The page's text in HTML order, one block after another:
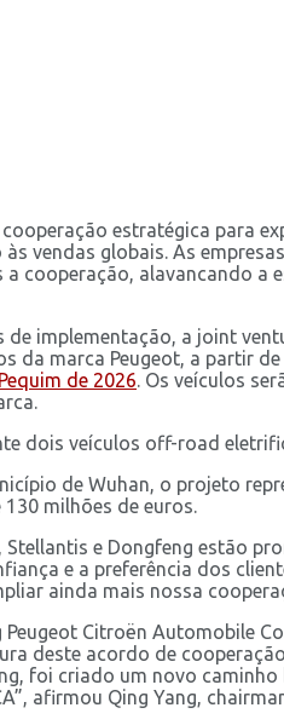
estratégica para
vendas globais. As
alavancando a
implementação, a joint
marca Peugeot, a partir
de 2026. Os veículos
dois veículos off-road
de Wuhan, o projeto
milhões de euros.
e Dongfeng estão
e a preferência dos
ainda mais nossa
Citroën Automobile
deste acordo de
foi criado um novo
afirmou Qing Yang,